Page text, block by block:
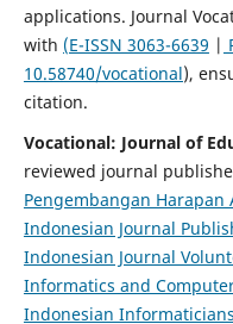
applications. Journal
with (E-ISSN 3063-6639 |
10.58740/vocational),
citation.
Vocational: Journal of
reviewed journal
Pengembangan Harapan
Indonesian Journal
Indonesian Journal
Informatics and
Indonesian